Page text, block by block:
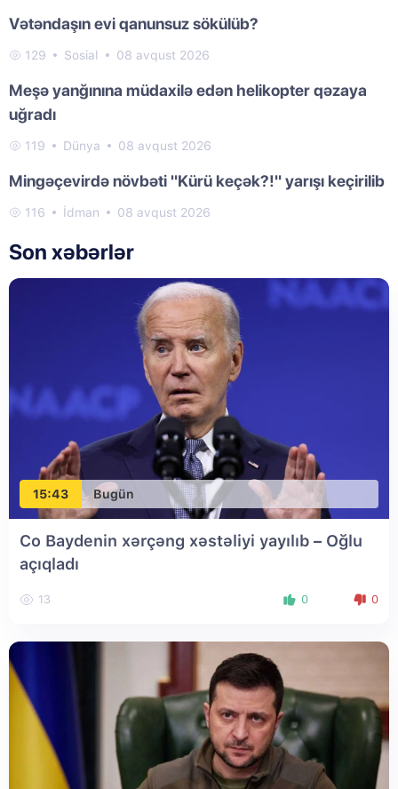
Vətəndaşın evi qanunsuz sökülüb?
129 Sosial 08 avqust 2026
Meşə yanğınına müdaxilə edən helikopter qəzaya
uğradı
119 Dünya 08 avqust 2026
Mingəçevirdə növbəti "Kürü keçək?!" yarışı keçirilib
116 İdman 08 avqust 2026
Son xəbərlər
15:43 Bugün
Co Baydenin xərçəng xəstəliyi yayılıb – Oğlu
açıqladı
13 0 0